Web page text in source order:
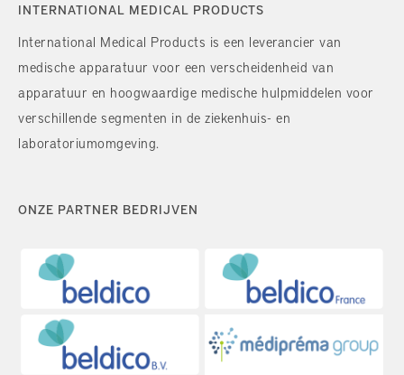
INTERNATIONAL MEDICAL PRODUCTS
International Medical Products is een leverancier van
medische apparatuur voor een verscheidenheid van
apparatuur en hoogwaardige medische hulpmiddelen voor
verschillende segmenten in de ziekenhuis- en
laboratoriumomgeving.
ONZE PARTNER BEDRIJVEN